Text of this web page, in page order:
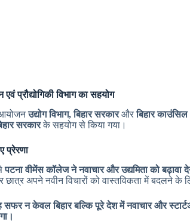
एवं प्रौद्योगिकी विभाग का सहयोग
आयोजनउद्योग विभाग, बिहार सरकारऔरबिहार काउंसिल
सरकारके सहयोग से किया गया।
प्रेरणा
पटना वीमेंस कॉलेज ने नवाचार और उद्यमिता को बढ़ावा
छात्र अपने नवीन विचारों को वास्तविकता में बदलने के
न केवल बिहार बल्कि पूरे देश में नवाचार और